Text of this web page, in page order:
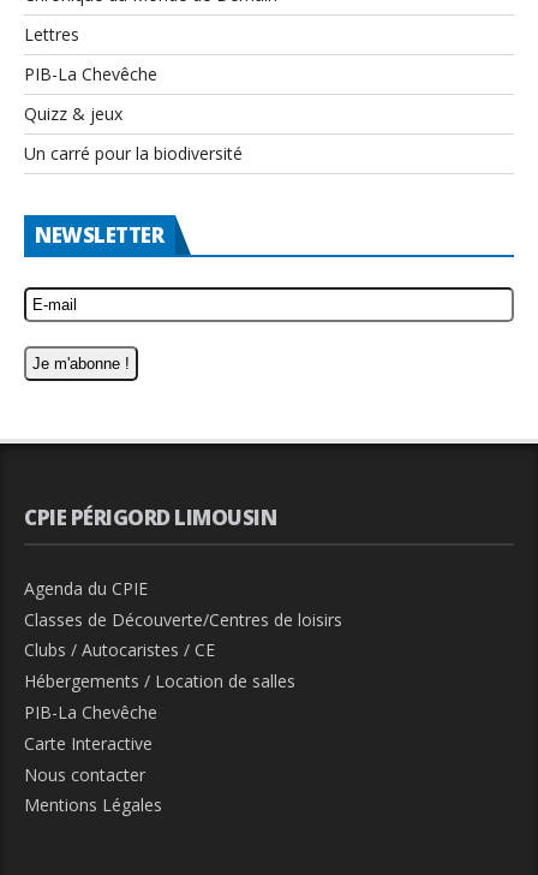
Lettres
PIB-La Chevêche
Quizz & jeux
Un carré pour la biodiversité
NEWSLETTER
CPIE PÉRIGORD LIMOUSIN
Agenda du CPIE
Classes de Découverte/Centres de loisirs
Clubs / Autocaristes / CE
Hébergements / Location de salles
PIB-La Chevêche
Carte Interactive
Nous contacter
Mentions Légales